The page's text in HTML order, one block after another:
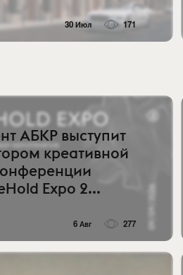
30 Июл 171
АБКР выступит
креативной
Expo 2...
6 Авг 277